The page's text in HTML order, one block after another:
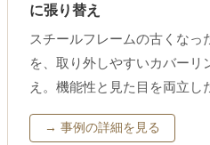
に張り替え
スチールフレームの古くなっ
を、取り外しやすいカバーリ
え。機能性と見た目を両立し
→ 事例の詳細を見る